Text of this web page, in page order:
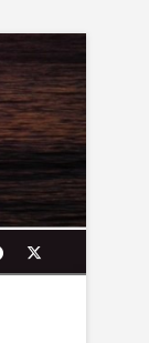
facebook
twitter